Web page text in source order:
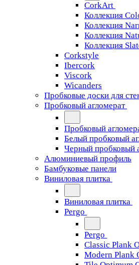
CorkArt
Коллекция
Коллекция
Коллекция
Коллекция
Corkstyle
Ibercork
Viscork
Wicanders
Пробковые доски для
Пробковый агломерат
Пробковый
Белый пробковый
Черный пробковый
Алюминиевый профиль
Бамбуковые панели
Виниловая плитка
Виниловая плитка
Pergo
Pergo
Classic Plank
Modern Plank